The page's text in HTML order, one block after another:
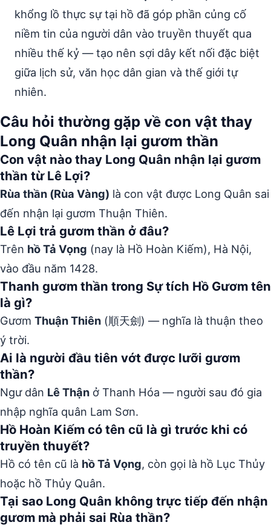
khổng lồ thực sự tại hồ đã góp phần củng cố
niềm tin của người dân vào truyền thuyết qua
nhiều thế kỷ — tạo nên sợi dây kết nối đặc biệt
giữa lịch sử, văn học dân gian và thế giới tự
nhiên.
Câu hỏi thường gặp về con vật thay
Long Quân nhận lại gươm thần
Con vật nào thay Long Quân nhận lại gươm
thần từ Lê Lợi?
Rùa thần (Rùa Vàng) là con vật được Long Quân sai
đến nhận lại gươm Thuận Thiên.
Lê Lợi trả gươm thần ở đâu?
Trên hồ Tả Vọng (nay là Hồ Hoàn Kiếm), Hà Nội,
vào đầu năm 1428.
Thanh gươm thần trong Sự tích Hồ Gươm tên
là gì?
Gươm Thuận Thiên (順天劍) — nghĩa là thuận theo
ý trời.
Ai là người đầu tiên vớt được lưỡi gươm
thần?
Ngư dân Lê Thận ở Thanh Hóa — người sau đó gia
nhập nghĩa quân Lam Sơn.
Hồ Hoàn Kiếm có tên cũ là gì trước khi có
truyền thuyết?
Hồ có tên cũ là hồ Tả Vọng, còn gọi là hồ Lục Thủy
hoặc hồ Thủy Quân.
Tại sao Long Quân không trực tiếp đến nhận
gươm mà phải sai Rùa thần?